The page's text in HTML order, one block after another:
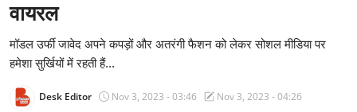
प्रमुख ख़बर
अपना शहर
राज्य
वायरल
मॉडल उर्फी जावेद अपने कपड़ों और अतरंगी फैशन को लेकर सोशल मीडिया पर
हमेशा सुर्खियों में रहती हैं...
Desk Editor Nov 3, 2023 - 03:46
Nov 3, 2023 - 04:26